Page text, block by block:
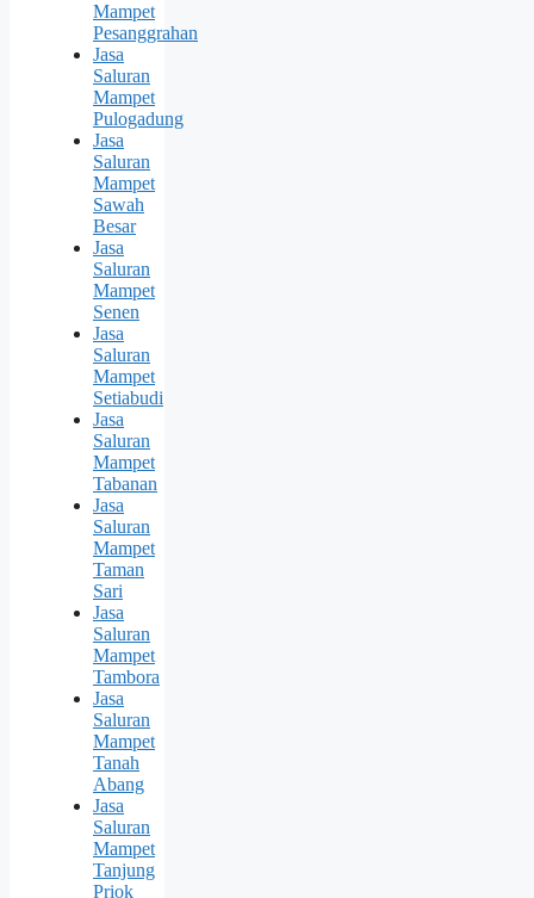
Mampet
Pesanggrahan
Jasa
Saluran
Mampet
Pulogadung
Jasa
Saluran
Mampet
Sawah
Besar
Jasa
Saluran
Mampet
Senen
Jasa
Saluran
Mampet
Setiabudi
Jasa
Saluran
Mampet
Tabanan
Jasa
Saluran
Mampet
Taman
Sari
Jasa
Saluran
Mampet
Tambora
Jasa
Saluran
Mampet
Tanah
Abang
Jasa
Saluran
Mampet
Tanjung
Priok